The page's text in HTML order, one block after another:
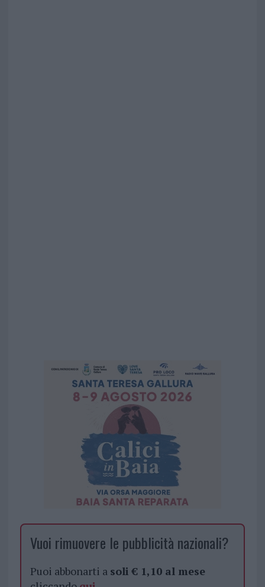
Vuoi rimuovere le pubblicità nazionali?
Puoi abbonarti a soli € 1,10 al mese